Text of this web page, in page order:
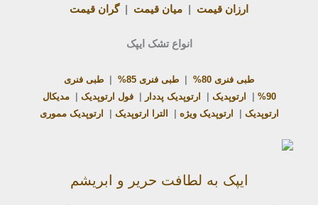
ارزان قیمت میان قیمت |گران قیمت
انواع تشک ایپک
طبی فنری 80% طبی فنری 85%
طبی فنری
90%
ارتوپدیک ارتوپدیک پددار |فول ارتوپدیک |مدیکال
ارتوپدیک
ارتوپدیک ویژه الترا ارتوپدیک ارتوپدیک مموری
ایپک به لطافت حریر و ابریشم